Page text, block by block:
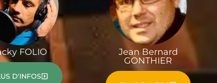
FOLIO
D'INFOS
Jean Bernard
GONTHIER